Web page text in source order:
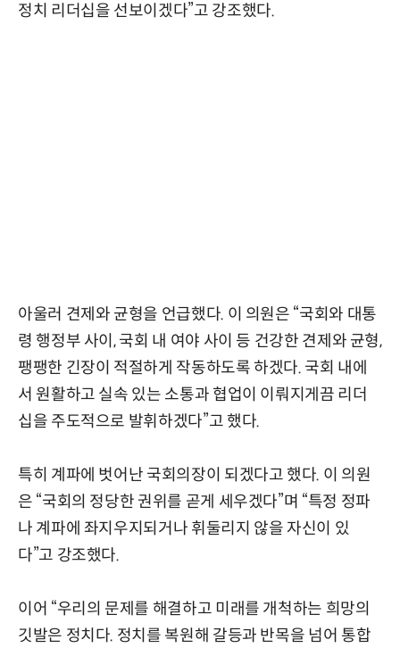
정치 리더십을 선보이겠다”고 강조했다.
아울러 견제와 균형을 언급했다. 이 의원은 “국회와 대통
령 행정부 사이, 국회 내 여야 사이 등 건강한 견제와 균형,
팽팽한 긴장이 적절하게 작동하도록 하겠다. 국회 내에
서 원활하고 실속 있는 소통과 협업이 이뤄지게끔 리더
십을 주도적으로 발휘하겠다”고 했다.
특히 계파에 벗어난 국회의장이 되겠다고 했다. 이 의원
은 “국회의 정당한 권위를 곧게 세우겠다”며 “특정 정파
나 계파에 좌지우지되거나 휘둘리지 않을 자신이 있
다”고 강조했다.
이어 “우리의 문제를 해결하고 미래를 개척하는 희망의
깃발은 정치다. 정치를 복원해 갈등과 반목을 넘어 통합